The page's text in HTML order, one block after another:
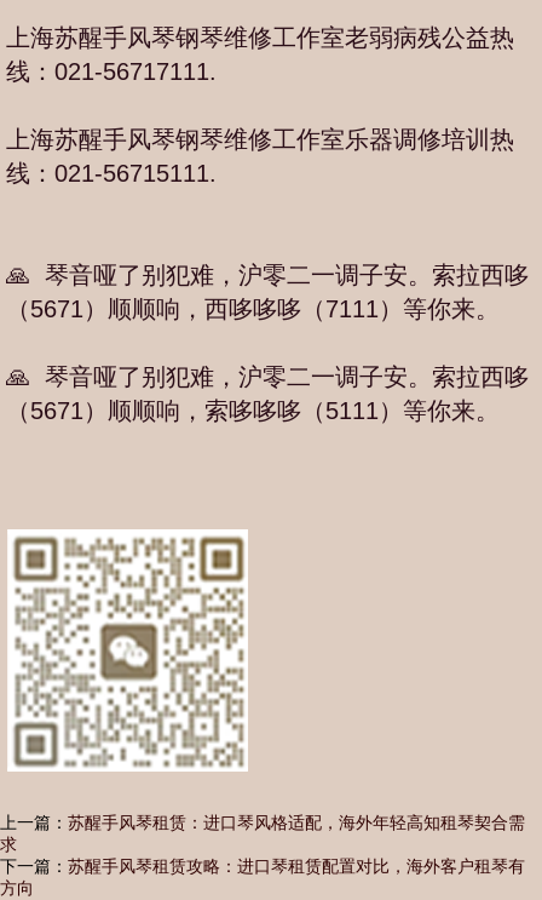
上海苏醒手风琴钢琴维修工作室老弱病残公益热
线：021-56717111.
上海苏醒手风琴钢琴维修工作室乐器调修培训热
线：021-56715111.
🙏 琴音哑了别犯难，沪零二一调子安。索拉西哆
（5671）顺顺响，西哆哆哆（7111）等你来。
🙏 琴音哑了别犯难，沪零二一调子安。索拉西哆
（5671）顺顺响，索哆哆哆（5111）等你来。
上一篇： 苏醒手风琴租赁：进口琴风格适配，海外年轻高知租琴契合需
求
下一篇： 苏醒手风琴租赁攻略：进口琴租赁配置对比，海外客户租琴有
方向